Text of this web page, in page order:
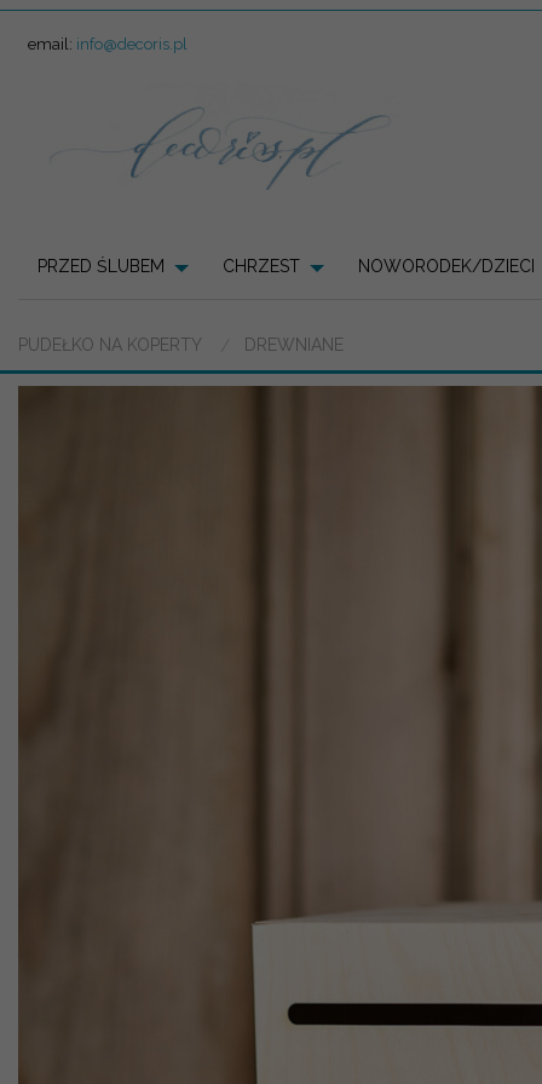
email: info@decoris.pl
PRZED ŚLUBEM CHRZEST NOWORODEK/DZIECI
PUDEŁKO NA KOPERTY DREWNIANE